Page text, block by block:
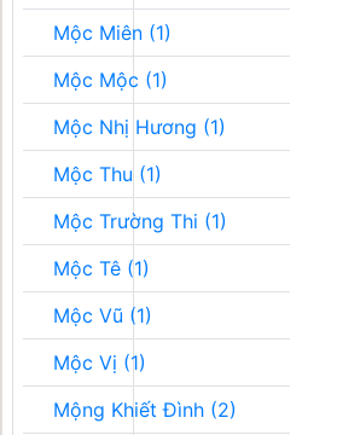
Mộc Miên (1)
Mộc Mộc (1)
Mộc Nhị Hương (1)
Mộc Thu (1)
Mộc Trường Thi (1)
Mộc Tê (1)
Mộc Vũ (1)
Mộc Vị (1)
Mộng Khiết Đình (2)